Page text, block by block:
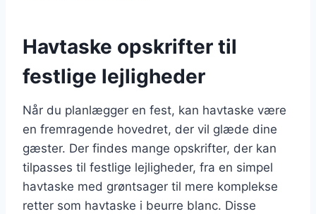
Havtaske opskrifter til
festlige lejligheder
Når du planlægger en fest, kan havtaske være
en fremragende hovedret, der vil glæde dine
gæster. Der findes mange opskrifter, der kan
tilpasses til festlige lejligheder, fra en simpel
havtaske med grøntsager til mere komplekse
retter som havtaske i beurre blanc. Disse